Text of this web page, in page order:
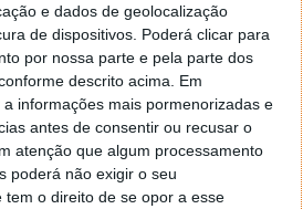
e dados de geolocalização
de dispositivos. Poderá clicar para
por nossa parte e pela parte dos
descrito acima. Em
informações mais pormenorizadas e
antes de consentir ou recusar o
atenção que algum processamento
poderá não exigir o seu
o direito de se opor a esse
é abrir a aplicação Maps no
o nome do restaurante
os pratos mais
no separador vista
outros restaurantes nas
pode fazer através da mesma